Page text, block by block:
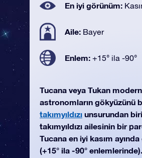
En iyi görünüm:
Aile: Bayer
Enlem: +15° ila -90°
Tucana veya Tukan modern
astronomların gökyüzünü
takımyıldızı unsurundan
takımyıldızı ailesinin bir
Tucana en iyi kasım
(+15° ila -90° enlemlerinde).